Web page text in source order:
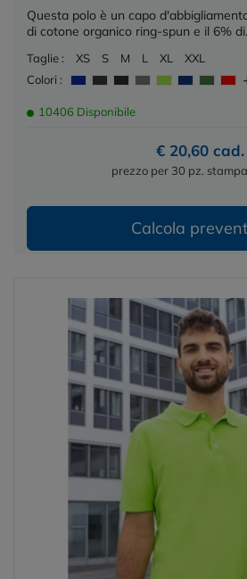
Questa polo è un capo
di cotone organico ring-spun e il 6%
Taglie : XS S M L XL
XXL
Colori :
10406 Disponibile
€ 20,60 cad.
prezzo per 30 pz.
Calcola